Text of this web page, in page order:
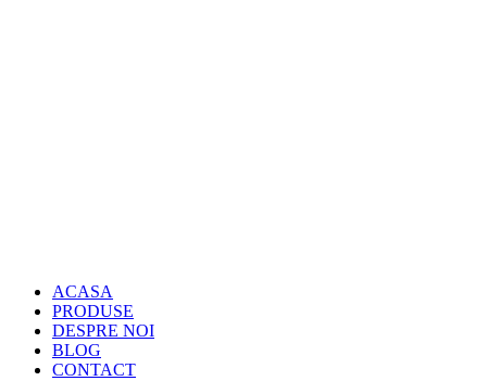
ACASA
PRODUSE
DESPRE NOI
BLOG
CONTACT